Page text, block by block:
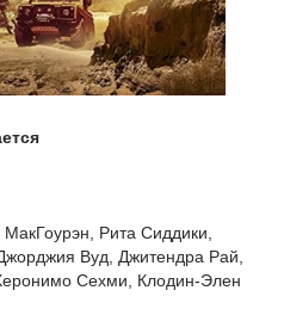
Рита Сиддики,
Вуд, Джитендра Рай,
Сехми, Клодин-Элен